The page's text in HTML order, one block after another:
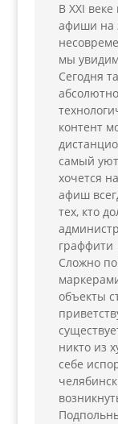
В XXI
афиши на
мы
Сегодня
контент
самый
хочется
афиш
тех, кто
граффити
Сложно
объекты
никто из
себе